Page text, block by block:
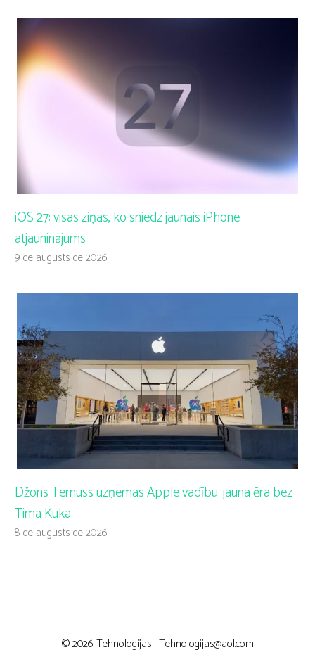
iOS 27: visas ziņas, ko sniedz jaunais iPhone
atjauninājums
9 de augusts de 2026
Džons Ternuss uzņemas Apple vadību: jauna ēra bez
Tima Kuka
8 de augusts de 2026
© 2026 Tehnologijas | Tehnologijas@aol.com